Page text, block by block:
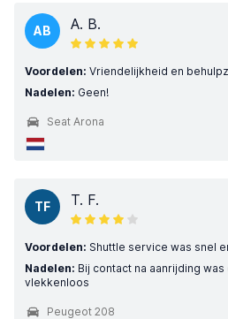
AB A. B.
Voordelen: Vriendelijkheid en
Nadelen: Geen!
Seat Arona
TF T. F.
Voordelen: Shuttle service was snel
Nadelen: Bij contact na aanrijding
vlekkenloos
Peugeot 208